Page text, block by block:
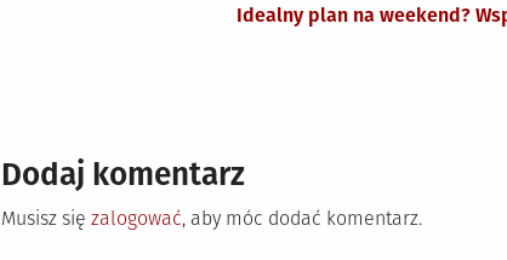
Idealny plan na weekend?
Dodaj komentarz
Musisz się zalogować, aby móc dodać komentarz.